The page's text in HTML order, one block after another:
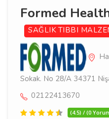
Formed
SAĞLIK TIBBI
Sokak. No 28/A 34371
02122413670
(4.5) / (0